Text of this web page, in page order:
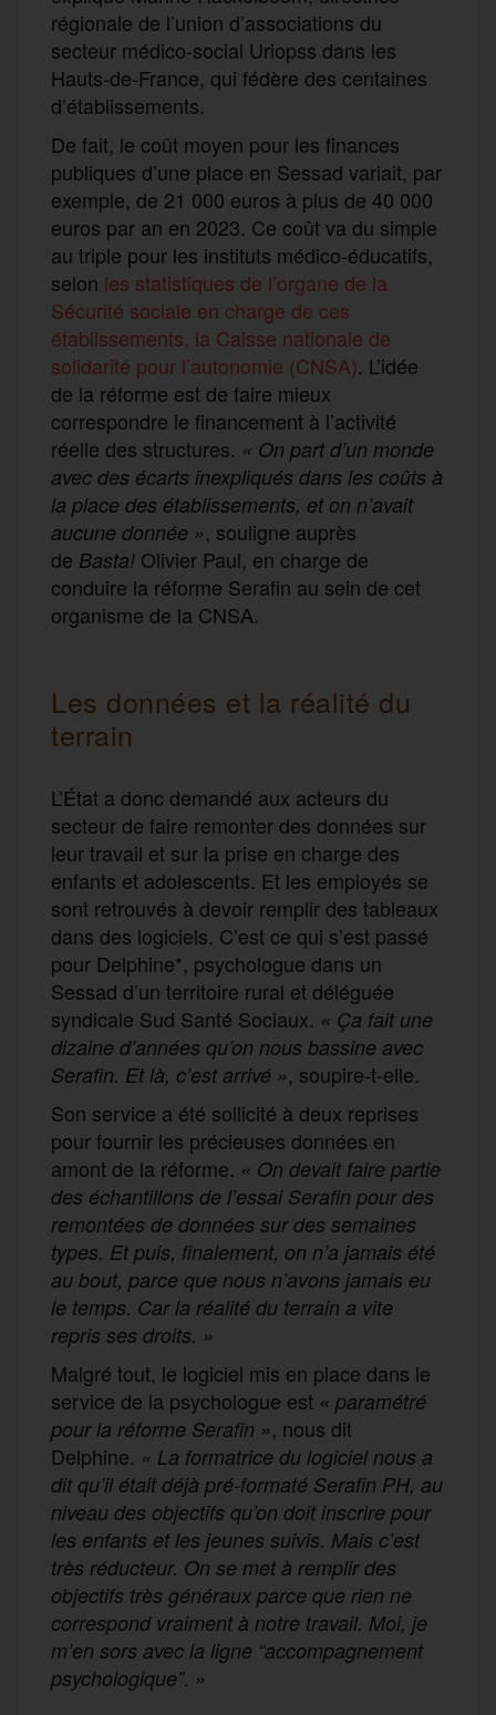
régionale de l’union d’associations du
secteur médico-social Uriopss dans les
Hauts-de-France, qui fédère des centaines
d’établissements.
De fait, le coût moyen pour les finances
publiques d’une place en Sessad variait, par
exemple, de 21 000 euros à plus de 40 000
euros par an en 2023. Ce coût va du simple
au triple pour les instituts médico-éducatifs,
selon les statistiques de l’organe de la
Sécurité sociale en charge de ces
établissements, la Caisse nationale de
solidarité pour l’autonomie (CNSA). L’idée
de la réforme est de faire mieux
correspondre le financement à l’activité
réelle des structures. « On part d’un monde
avec des écarts inexpliqués dans les coûts à
la place des établissements, et on n’avait
aucune donnée », souligne auprès
de Basta! Olivier Paul, en charge de
conduire la réforme Serafin au sein de cet
organisme de la CNSA.
Les données et la réalité du
terrain
L’État a donc demandé aux acteurs du
secteur de faire remonter des données sur
leur travail et sur la prise en charge des
enfants et adolescents. Et les employés se
sont retrouvés à devoir remplir des tableaux
dans des logiciels. C’est ce qui s’est passé
pour Delphine*, psychologue dans un
Sessad d’un territoire rural et déléguée
syndicale Sud Santé Sociaux. « Ça fait une
dizaine d’années qu’on nous bassine avec
Serafin. Et là, c’est arrivé », soupire-t-elle.
Son service a été sollicité à deux reprises
pour fournir les précieuses données en
amont de la réforme. « On devait faire partie
des échantillons de l’essai Serafin pour des
remontées de données sur des semaines
types. Et puis, finalement, on n’a jamais été
au bout, parce que nous n’avons jamais eu
le temps. Car la réalité du terrain a vite
repris ses droits. »
Malgré tout, le logiciel mis en place dans le
service de la psychologue est « paramétré
pour la réforme Serafin », nous dit
Delphine. « La formatrice du logiciel nous a
dit qu’il était déjà pré-formaté Serafin PH, au
niveau des objectifs qu’on doit inscrire pour
les enfants et les jeunes suivis. Mais c’est
très réducteur. On se met à remplir des
objectifs très généraux parce que rien ne
correspond vraiment à notre travail. Moi, je
m’en sors avec la ligne “accompagnement
psychologique”. »